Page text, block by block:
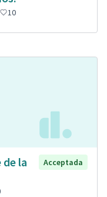
10
de la
Acceptada